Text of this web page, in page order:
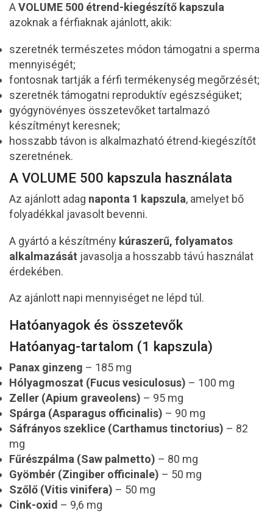
AVOLUME 500 étrend-kiegészítő kapszula
azoknak a férfiaknak ajánlott, akik:
szeretnék természetes módon támogatni a sperma
mennyiségét;
fontosnak tartják a férfi termékenység megőrzését;
szeretnék támogatni reproduktív egészségüket;
gyógynövényes összetevőket tartalmazó
készítményt keresnek;
hosszabb távon is alkalmazható étrend-kiegészítőt
szeretnének.
A VOLUME 500 kapszula használata
Az ajánlott adag naponta 1 kapszula, amelyet bő
folyadékkal javasolt bevenni.
A gyártó a készítmény kúraszerű, folyamatos
alkalmazását javasolja a hosszabb távú használat
érdekében.
Az ajánlott napi mennyiséget ne lépd túl.
Hatóanyagok és összetevők
Hatóanyag-tartalom (1 kapszula)
Panax ginzeng – 185 mg
Hólyagmoszat (Fucus vesiculosus) – 100 mg
Zeller (Apium graveolens) – 95 mg
Spárga (Asparagus officinalis) – 90 mg
Sáfrányos szeklice (Carthamus tinctorius) – 82
mg
Fűrészpálma (Saw palmetto) – 80 mg
Gyömbér (Zingiber officinale) – 50 mg
Szőlő (Vitis vinifera) – 50 mg
Cink-oxid – 9,6 mg